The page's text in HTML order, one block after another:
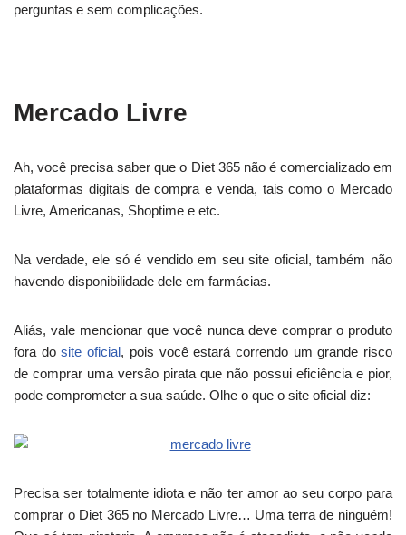
perguntas e sem complicações.
Mercado Livre
Ah, você precisa saber que o Diet 365 não é comercializado em
plataformas digitais de compra e venda, tais como o Mercado
Livre, Americanas, Shoptime e etc.
Na verdade, ele só é vendido em seusite oficial, também não
havendo disponibilidade dele em farmácias.
Aliás, vale mencionar que você nunca deve comprar o produto
fora dosite oficial, pois você estará correndo um grande risco
de comprar uma versão pirata que não possui eficiência e pior,
pode comprometer a sua saúde. Olhe o que o site oficial diz:
Precisa ser totalmente idiota e não ter amor ao seu corpo para
comprar o Diet 365 no Mercado Livre… Uma terra de ninguém!